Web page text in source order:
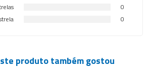
0
0
produto também gostou